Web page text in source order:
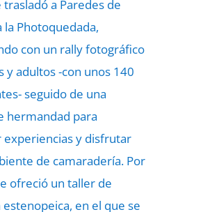
trasladó a Paredes de
la Photoquedada,
con un rally fotográfico
y adultos -con unos 140
seguido de una
hermandad para
y disfrutar
de camaradería. Por
ofreció un taller de
en el que se